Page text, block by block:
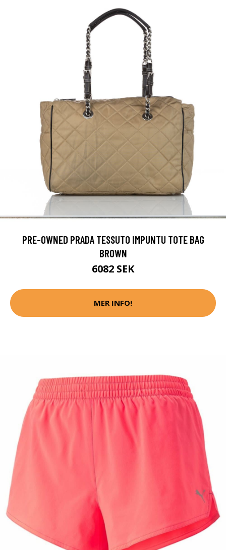
PRE-OWNED PRADA TESSUTO IMPUNTU TOTE BAG
BROWN
6082 SEK
MER INFO!